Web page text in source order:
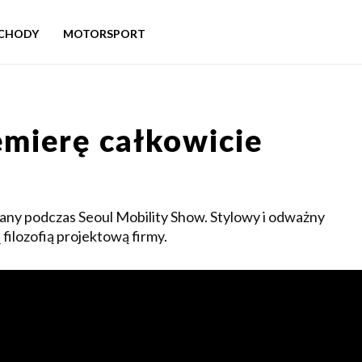
MOTORSPORT
całkowicie
podczas Seoul Mobility Show. Stylowy i odważny
projektową firmy.